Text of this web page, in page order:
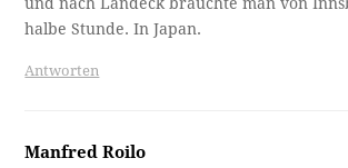
halbe Stunde. In Japan.
Antworten
Manfred Roilo